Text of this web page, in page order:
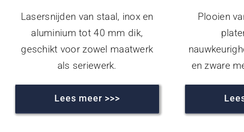
Lasersnijden van staal, inox en
aluminium tot 40 mm dik,
geschikt voor zowel maatwerk
als seriewerk.
Lees meer >>>
Plooien
en zware